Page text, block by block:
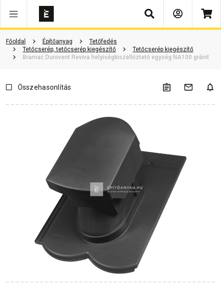
Keresés
Főoldal Építőanyag
Tetőfedés
Tetőcserép, tetőcserép kiegészítő
Tetőcserép kiegészítő
Bramac Durovent Reviva helyiségkiszellőztető egység NA100 gránit
Vásárlói vélemények Kérdések és válaszok Kapcsolódó cikkek
Összehasonlítás